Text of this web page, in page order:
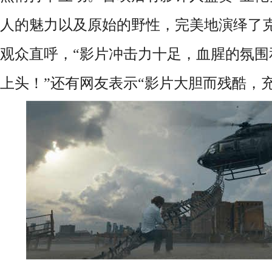
人的魅力以及原始的野性，完美地演绎了
观众直呼，“影片冲击力十足，血腥的氛
上头！”还有网友表示“影片大胆而残酷，